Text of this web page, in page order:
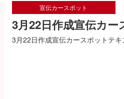
宣伝カースポット
3月22日作成宣伝カ
3月22日作成宣伝カースポットテキ